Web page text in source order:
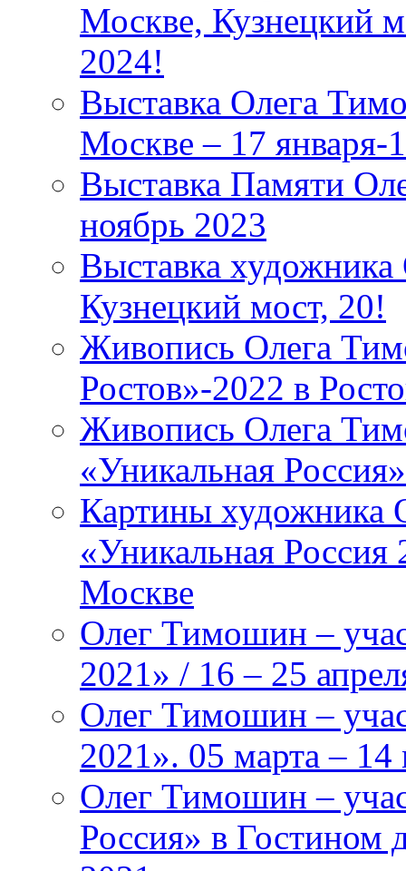
Москве, Кузнецкий
2024!
Выставка Олега
Москве – 17 января-
Выставка Памяти
ноябрь 2023
Выставка
Кузнецкий мост, 20!
Живопись Олега
Ростов»-2022 в
Живопись Олега
«Уникальная
Картины художника
«Уникальная
Москве
Олег Тимошин –
2021» / 16 – 25
Олег Тимошин –
2021». 05 марта – 14
Олег Тимошин –
Россия» в Гостином